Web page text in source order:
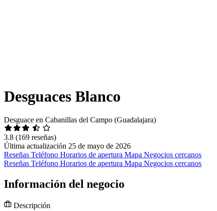
Desguaces Blanco
Desguace en Cabanillas del Campo (Guadalajara)
3.8 (169 reseñas)
Última actualización 25 de mayo de 2026
Reseñas Teléfono Horarios de apertura Mapa Negocios cercanos
Reseñas Teléfono Horarios de apertura Mapa Negocios cercanos
Información del negocio
Descripción